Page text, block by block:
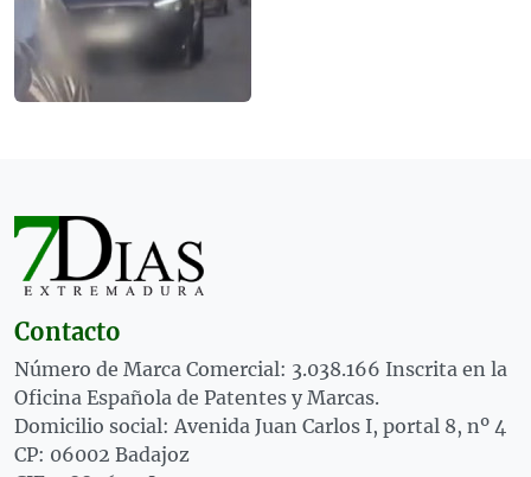
Contacto
Número de Marca Comercial: 3.038.166 Inscrita en la
Oficina Española de Patentes y Marcas.
Domicilio social: Avenida Juan Carlos I, portal 8, nº 4
CP: 06002 Badajoz